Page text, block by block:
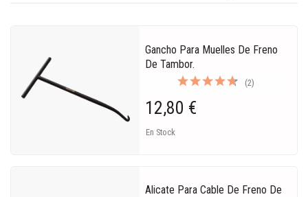
Gancho Para Muelles De Freno
De Tambor.
(2)
12,80 €
En Stock
Alicate Para Cable De Freno De